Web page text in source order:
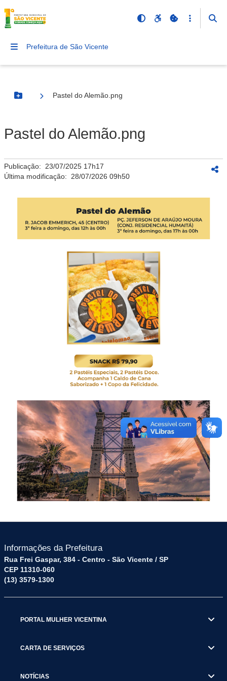
Prefeitura de São Vicente
Botão Menu
Pastel do Alemão.png
Pastel do Alemão.png
Publicação: 23/07/2025 17h17
Última modificação: 28/07/2026 09h50
Informações da Prefeitura
Rua Frei Gaspar, 384 - Centro - São Vicente / SP
CEP 11310-060
(13) 3579-1300
PORTAL MULHER VICENTINA
CARTA DE SERVIÇOS
NOTÍCIAS